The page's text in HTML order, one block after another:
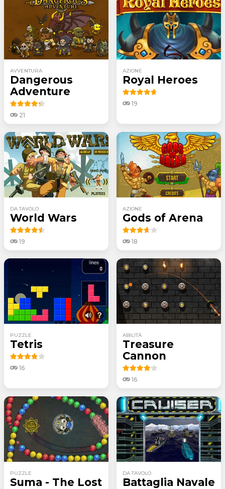
AVVENTURA
Dangerous
Adventure
21
AZIONE
Royal Heroes
19
DA TAVOLO
World Wars
19
AZIONE
Gods of Arena
18
PUZZLE
Tetris
16
ABILITÀ
Treasure
Cannon
16
PUZZLE
Suma - The Lost
DA TAVOLO
Battaglia Navale